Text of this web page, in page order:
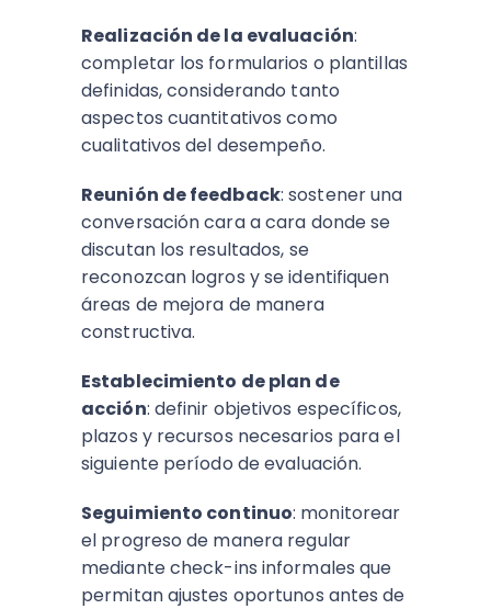
Realización de la evaluación:
completar los formularios o plantillas
definidas, considerando tanto
aspectos cuantitativos como
cualitativos del desempeño.​
Reunión de feedback: sostener una
conversación cara a cara donde se
discutan los resultados, se
reconozcan logros y se identifiquen
áreas de mejora de manera
constructiva.​
Establecimiento de plan de
acción: definir objetivos específicos,
plazos y recursos necesarios para el
siguiente período de evaluación.​
Seguimiento continuo: monitorear
el progreso de manera regular
mediante check-ins informales que
permitan ajustes oportunos antes de